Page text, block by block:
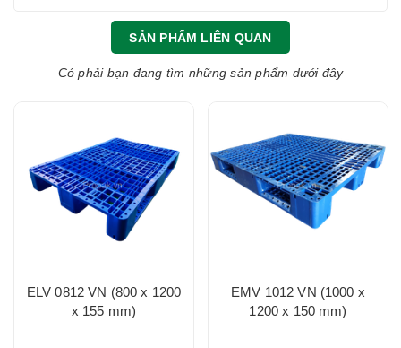
SẢN PHẨM LIÊN QUAN
Có phải bạn đang tìm những sản phẩm dưới đây
ELV 0812 VN (800 x 1200
x 155 mm)
EMV 1012 VN (1000 x
1200 x 150 mm)